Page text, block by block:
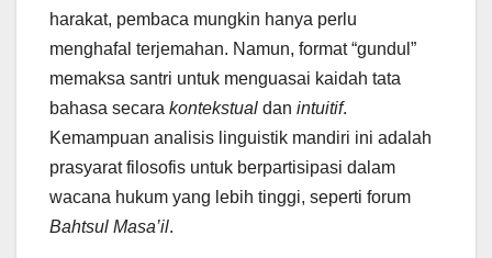
harakat, pembaca mungkin hanya perlu
menghafal terjemahan. Namun, format “gundul”
memaksa santri untuk menguasai kaidah tata
bahasa secara kontekstual dan intuitif.
Kemampuan analisis linguistik mandiri ini adalah
prasyarat filosofis untuk berpartisipasi dalam
wacana hukum yang lebih tinggi, seperti forum
Bahtsul Masa’il.